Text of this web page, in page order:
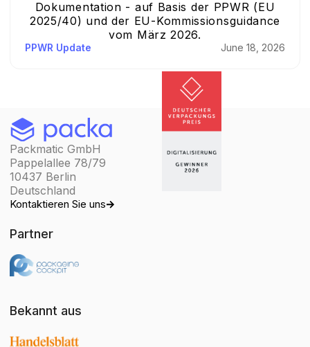
Dokumentation - auf Basis der PPWR (EU
2025/40) und der EU-Kommissionsguidance
vom März 2026.
PPWR Update June 18, 2026
Packmatic GmbH
Pappelallee 78/79
10437 Berlin
Deutschland
Kontaktieren Sie uns
Partner
Bekannt aus